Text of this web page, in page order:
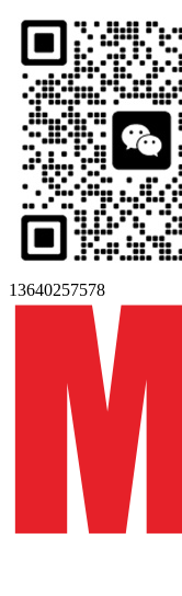
13640257578